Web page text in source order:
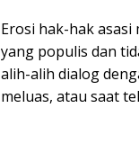
Erosi hak-hak
yang populis dan
alih-alih dialog
meluas, atau saat